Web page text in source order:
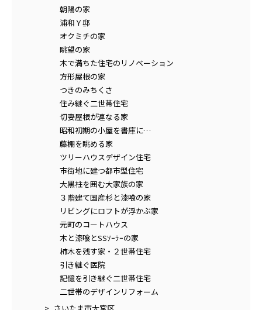
朝陽の家
浦和Ｙ邸
オクミチの家
眺望の家
木で満ちた住宅のリノベーション
方形屋根の家
つきのみちくさ
住み継ぐ二世帯住宅
切妻屋根が連なる家
昭和初期の小屋を書庫に…
藤棚を眺める家
ツリーハウスデザイン住宅
市街地に建つ都市型住宅
大黒柱を囲む大家族の家
３階建て国産杉と漆喰の家
リビングにロフトが浮かぶ家
元町のコートハウス
木と漆喰とSSｿｰﾗｰの家
柿木を残す家・２世帯住宅
引き継ぐ医院
記憶を引き継ぐ二世帯住宅
二世帯のデザインリフォーム
さいたま市大宮区